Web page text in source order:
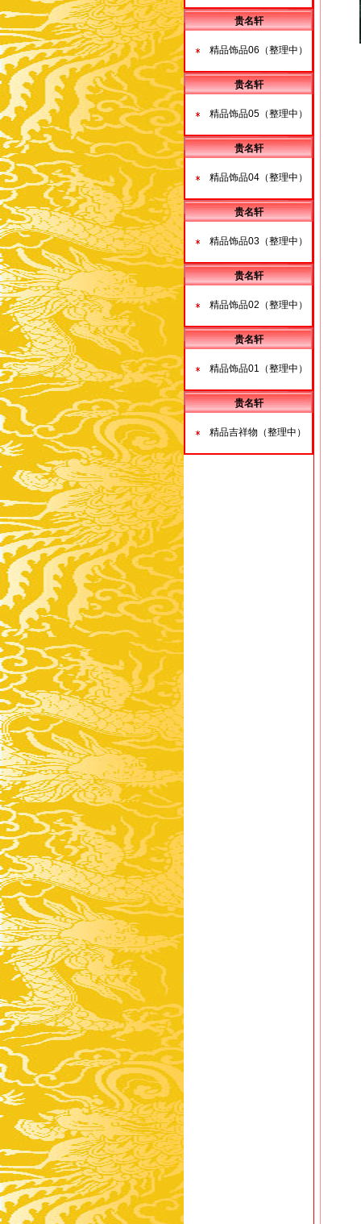
贵名轩
精品饰品06（整理中）
贵名轩
精品饰品05（整理中）
贵名轩
精品饰品04（整理中）
贵名轩
精品饰品03（整理中）
贵名轩
精品饰品02（整理中）
贵名轩
精品饰品01（整理中）
贵名轩
精品吉祥物（整理中）